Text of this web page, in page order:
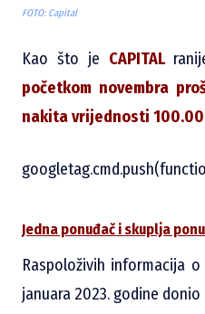
FOTO: Capital
Kao što je CAPITAL
početkom novembra
nakita vrijednosti
Jedna ponuđač i skuplja
Raspoloživih informacija
januara 2023. godine